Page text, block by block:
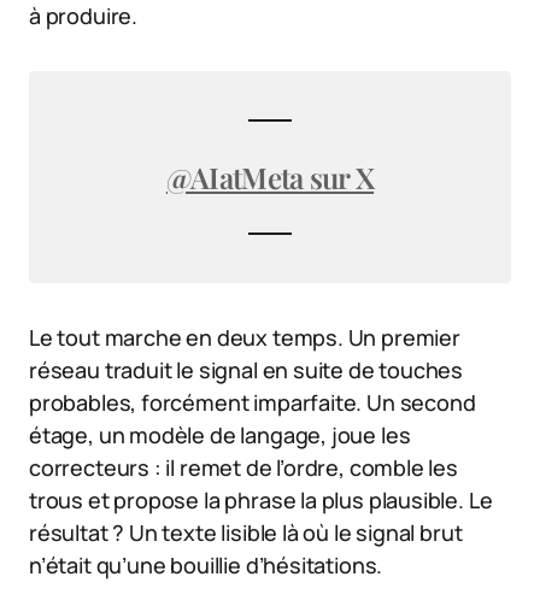
à produire.
@AIatMeta sur X
Le tout marche en deux temps. Un premier
réseau traduit le signal en suite de touches
probables, forcément imparfaite. Un second
étage, un modèle de langage, joue les
correcteurs : il remet de l’ordre, comble les
trous et propose la phrase la plus plausible. Le
résultat ? Un texte lisible là où le signal brut
n’était qu’une bouillie d’hésitations.